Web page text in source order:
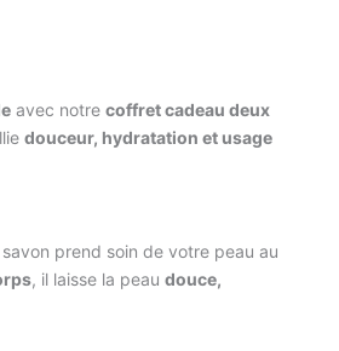
avec notre coffret cadeau deux
douceur, hydratation et usage
savon prend soin de votre peau au
, il laisse la peau douce,